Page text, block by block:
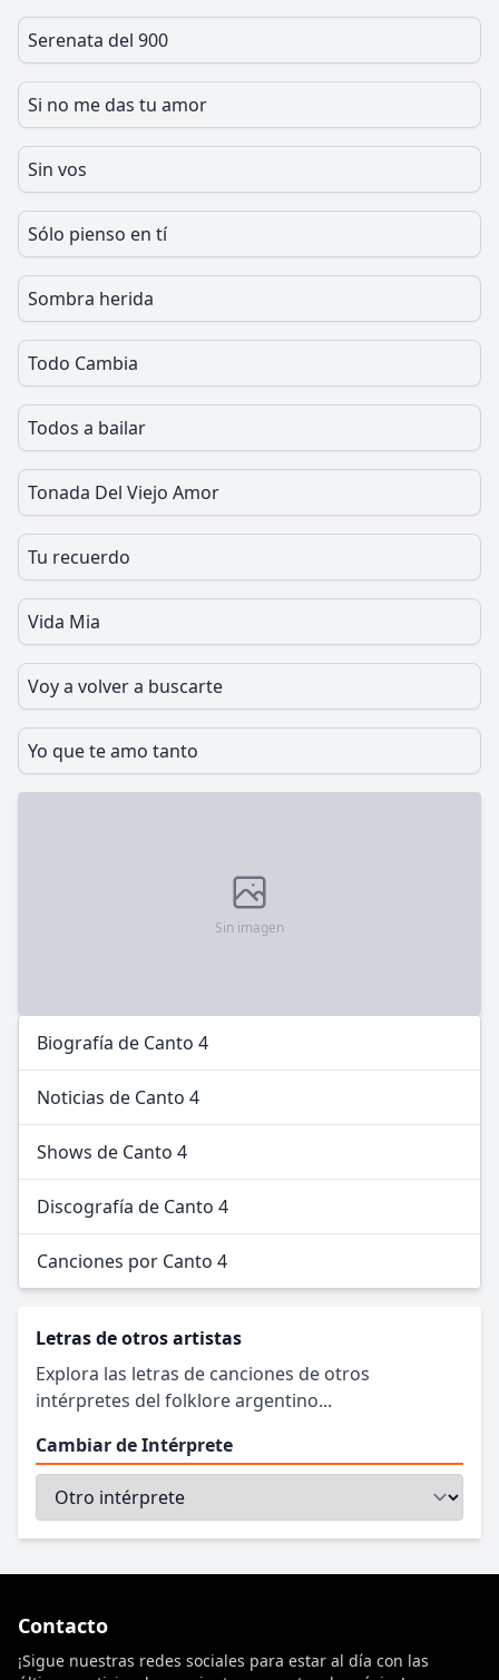
Serenata del 900
Si no me das tu amor
Sin vos
Sólo pienso en tí
Sombra herida
Todo Cambia
Todos a bailar
Tonada Del Viejo Amor
Tu recuerdo
Vida Mia
Voy a volver a buscarte
Yo que te amo tanto
Sin imagen
Biografía de Canto 4
Noticias de Canto 4
Shows de Canto 4
Discografía de Canto 4
Canciones por Canto 4
Letras de otros artistas
Explora las letras de canciones de otros
intérpretes del folklore argentino...
Cambiar de Intérprete
Contacto
¡Sigue nuestras redes sociales para estar al día con las